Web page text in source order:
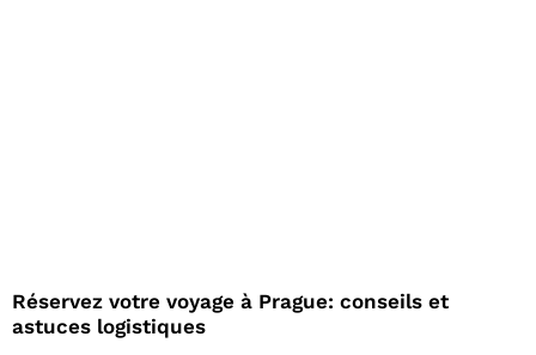
Réservez votre voyage à Prague: conseils et
astuces logistiques